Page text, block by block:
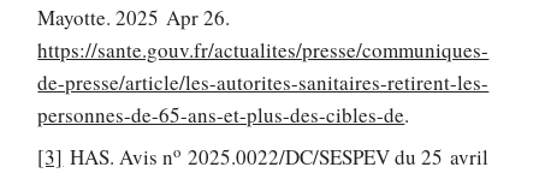
Mayotte. 2025 Apr 26.
https://sante.gouv.fr/actualites/presse/communiques-
de-presse/article/les-autorites-sanitaires-retirent-les-
personnes-de-65-ans-et-plus-des-cibles-de.
[3] HAS. Avis no 2025.0022/DC/SESPEV du 25 avril